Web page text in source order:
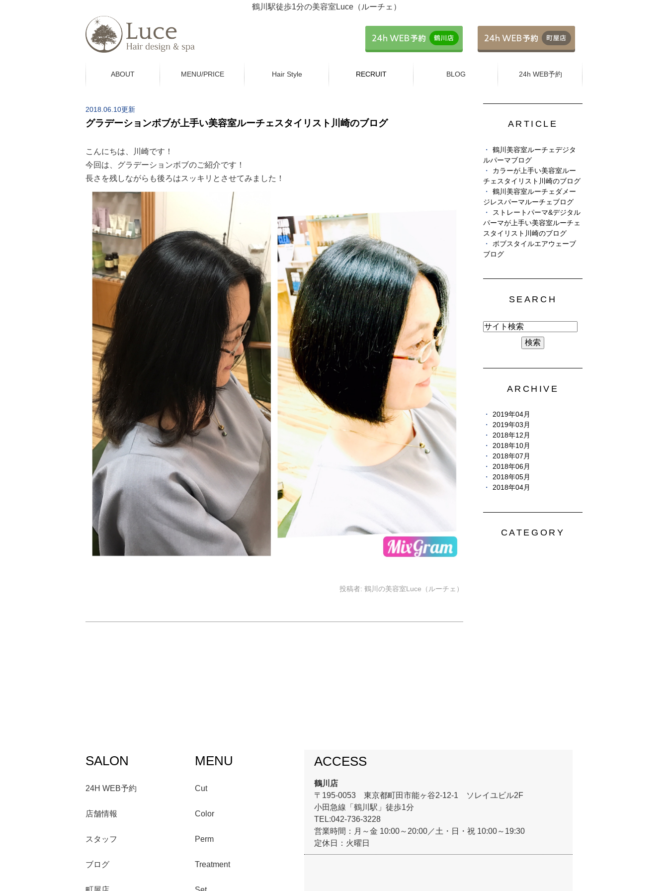
鶴川駅徒歩1分の美容室Luce（ルーチェ）
ABOUT MENU/PRICE Hair Style RECRUIT BLOG 24h WEB予約
2018.06.10更新
グラデーションボブが上手い美容室ルーチェスタイリスト川崎のブログ
こんにちは、川崎です！
今回は、グラデーションボブのご紹介です！
長さを残しながらも後ろはスッキリとさせてみました！
投稿者: 鶴川の美容室Luce（ルーチェ）
ARTICLE
鶴川美容室ルーチェデジタ
ルパーマブログ
カラーが上手い美容室ルー
チェスタイリスト川崎のブログ
鶴川美容室ルーチェダメー
ジレスパーマルーチェブログ
ストレートパーマ&デジタル
パーマが上手い美容室ルーチェ
スタイリスト川崎のブログ
ボブスタイルエアウェーブ
ブログ
SEARCH
ARCHIVE
2019年04月
2019年03月
2018年12月
2018年10月
2018年07月
2018年06月
2018年05月
2018年04月
CATEGORY
SALON
24H WEB予約
店舗情報
スタッフ
ブログ
MENU
Cut
Color
Perm
Treatment
ACCESS
鶴川店
〒195-0053 東京都町田市能ヶ谷2-12-1 ソレイユビル2F
小田急線「鶴川駅」徒歩1分
TEL:042-736-3228
営業時間：月～金 10:00～20:00／土・日・祝 10:00～19:30
定休日：火曜日